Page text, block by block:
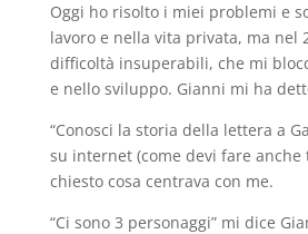
Oggi ho risolto i miei problemi e
lavoro e nella vita privata, ma nel
difficoltà insuperabili, che mi
e nello sviluppo. Gianni mi ha
“Conosci la storia della lettera a
su internet (come devi fare anche
chiesto cosa centrava con me.
“Ci sono 3 personaggi” mi dice